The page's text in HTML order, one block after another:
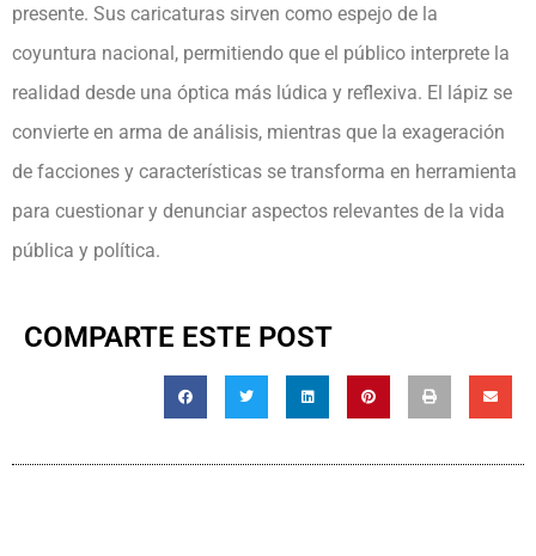
presente. Sus caricaturas sirven como espejo de la
coyuntura nacional, permitiendo que el público interprete la
realidad desde una óptica más lúdica y reflexiva. El lápiz se
convierte en arma de análisis, mientras que la exageración
de facciones y características se transforma en herramienta
para cuestionar y denunciar aspectos relevantes de la vida
pública y política.
COMPARTE ESTE POST